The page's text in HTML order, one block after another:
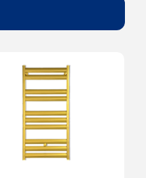
კალათაში დამატება